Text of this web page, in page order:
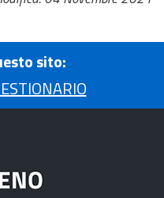
sito: